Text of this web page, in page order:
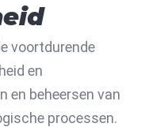
voortdurende
en
en beheersen van
processen.